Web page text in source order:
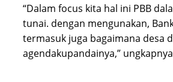
“Dalam focus kita hal ini PBB
tunai. dengan mengunakan,
termasuk juga bagaimana desa
agendakupandainya,”